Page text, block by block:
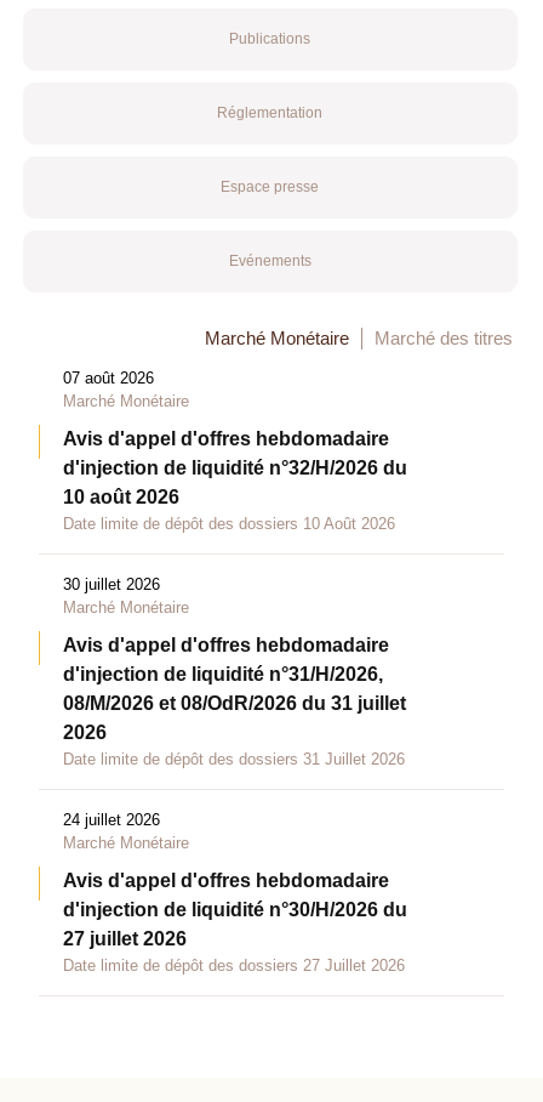
Publications
Réglementation
Espace presse
Evénements
Marché Monétaire Marché des titres
07 août 2026
Marché Monétaire
Avis d'appel d'offres hebdomadaire
d'injection de liquidité n°32/H/2026 du
10 août 2026
Date limite de dépôt des dossiers 10 Août 2026
30 juillet 2026
Marché Monétaire
Avis d'appel d'offres hebdomadaire
d'injection de liquidité n°31/H/2026,
08/M/2026 et 08/OdR/2026 du 31 juillet
2026
Date limite de dépôt des dossiers 31 Juillet 2026
24 juillet 2026
Marché Monétaire
Avis d'appel d'offres hebdomadaire
d'injection de liquidité n°30/H/2026 du
27 juillet 2026
Date limite de dépôt des dossiers 27 Juillet 2026